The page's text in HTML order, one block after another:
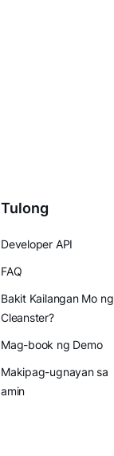
Tulong
Developer API
FAQ
Bakit Kailangan Mo ng
Cleanster?
Mag-book ng Demo
Makipag-ugnayan sa
amin